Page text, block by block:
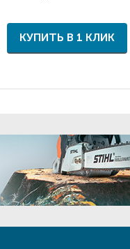
КУПИТЬ В 1 КЛИК